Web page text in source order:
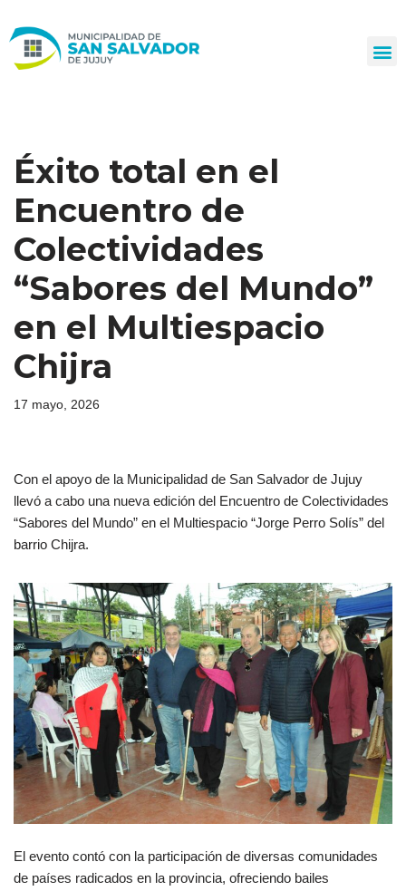
al
Éxito total en el
Encuentro de
Colectividades
“Sabores del Mundo”
en el Multiespacio
Chijra
17 mayo, 2026
Con el apoyo de la Municipalidad de San Salvador de Jujuy
llevó a cabo una nueva edición del Encuentro de Colectividades
“Sabores del Mundo” en el Multiespacio “Jorge Perro Solís” del
barrio Chijra.
El evento contó con la participación de diversas comunidades
de países radicados en la provincia, ofreciendo bailes